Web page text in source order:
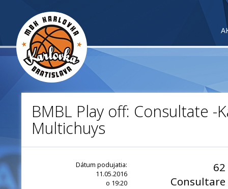
BMBL Play off: Consultate -
Multichuys
Dátum podujatia:
11.05.2016
o 19:20
62
Consultare